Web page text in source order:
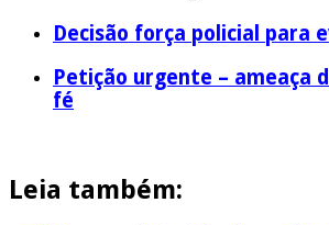
Decisão força policial para
Petição urgente – ameaça
fé
Leia também: